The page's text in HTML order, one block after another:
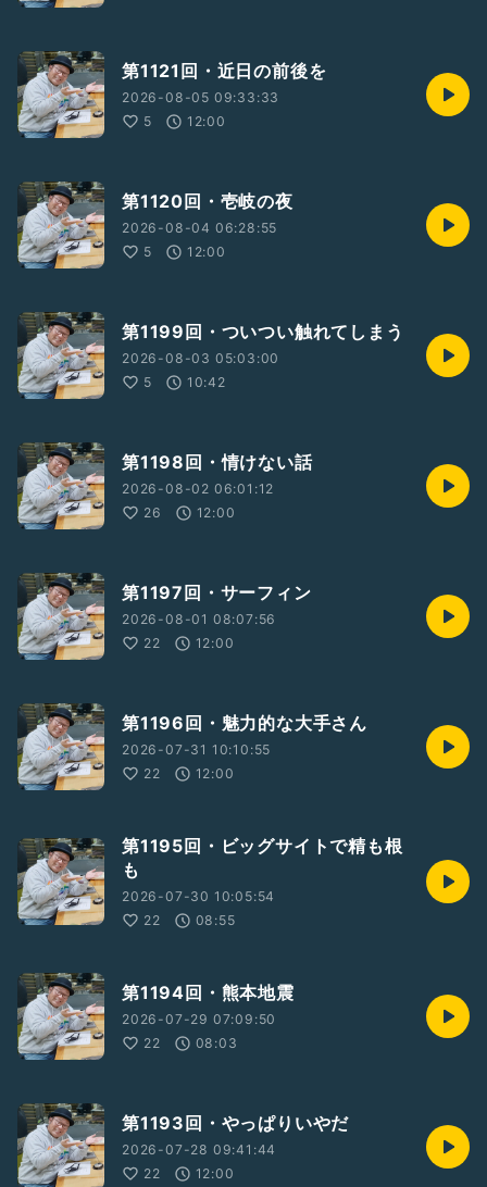
第1121回・近日の前後を
2026-08-05 09:33:33
5
12:00
第1120回・壱岐の夜
2026-08-04 06:28:55
5
12:00
第1199回・ついつい触れてしまう
2026-08-03 05:03:00
5
10:42
第1198回・情けない話
2026-08-02 06:01:12
26
12:00
第1197回・サーフィン
2026-08-01 08:07:56
22
12:00
第1196回・魅力的な大手さん
2026-07-31 10:10:55
22
12:00
第1195回・ビッグサイトで精も根
も
2026-07-30 10:05:54
22
08:55
第1194回・熊本地震
2026-07-29 07:09:50
22
08:03
第1193回・やっぱりいやだ
2026-07-28 09:41:44
22
12:00